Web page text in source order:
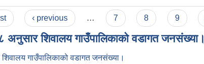
‹ previous … 7 8 9
अनुसार शिवालय गाउँपालिकाको वडागत जनसंख्या।
गाउँपालिकाको वडागत जनसंख्या।